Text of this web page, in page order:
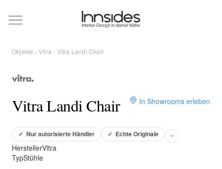
Magazin
Showrooms
Objekte
Objekte ›Vitra › Vitra Landi Chair
Vitra Landi Chair In Showrooms erleben
✓ Nur autorisierte Händler ✓ Echte Originale
HerstellerVitra
TypStühle